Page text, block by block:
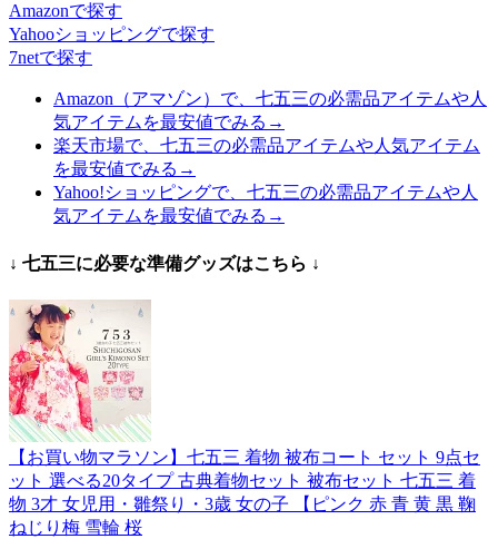
Amazonで探す
Yahooショッピングで探す
7netで探す
Amazon（アマゾン）で、七五三の必需品アイテムや人
気アイテムを最安値でみる→
楽天市場で、七五三の必需品アイテムや人気アイテム
を最安値でみる→
Yahoo!ショッピングで、七五三の必需品アイテムや人
気アイテムを最安値でみる→
↓ 七五三に必要な準備グッズはこちら ↓
【お買い物マラソン】七五三 着物 被布コート セット 9点セ
ット 選べる20タイプ 古典着物セット 被布セット 七五三 着
物 3才 女児用・雛祭り・3歳 女の子 【ピンク 赤 青 黄 黒 鞠
ねじり梅 雪輪 桜